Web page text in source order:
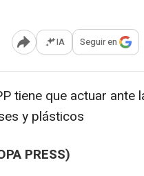
Abrir opciones para
IA Seguir en
tiene que actuar ante
y plásticos
PRESS)